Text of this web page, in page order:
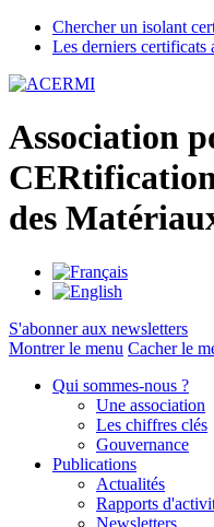
Chercher un isolant
Les derniers certificats
Association
CER
des M
S'abonner aux newsletters
Montrer le menu Cacher le
Qui sommes-nous ?
Une association
Les chiffres clés
Gouvernance
Publications
Actualités
Rapports
Newsletters